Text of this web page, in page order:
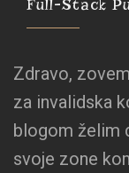
Full-Stack
Zdravo,
za invalidska
blogom želim
svoje zone